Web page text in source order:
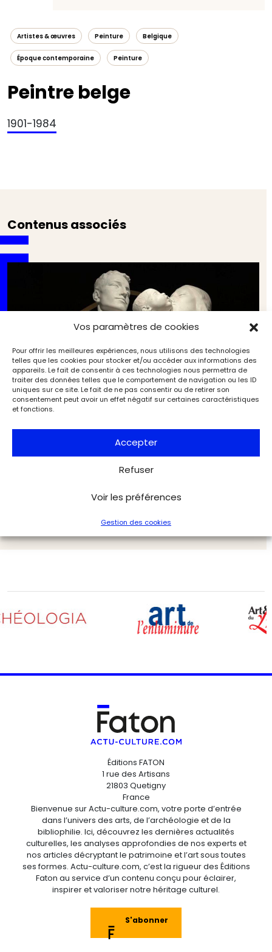
Vos paramètres de cookies
Pour offrir les meilleures expériences, nous utilisons des technologies
telles que les cookies pour stocker et/ou accéder aux informations des
appareils. Le fait de consentir à ces technologies nous permettra de
traiter des données telles que le comportement de navigation ou les ID
uniques sur ce site. Le fait de ne pas consentir ou de retirer son
consentement peut avoir un effet négatif sur certaines caractéristiques
et fonctions.
Accepter
Refuser
Voir les préférences
Gestion des cookies
Artistes & œuvres Peinture Belgique
Époque contemporaine Peinture
Peintre belge
1901-1984
Contenus associés
Marbre miraculé, aquarium Art déco, lit pour
Exclu web Art
Éditions FATON
1 rue des Artisans
21803 Quetigny
France
Bienvenue sur Actu-culture.com, votre porte d’entrée
dans l’univers des arts, de l’archéologie et de la
bibliophilie. Ici, découvrez les dernières actualités
culturelles, les analyses approfondies de nos experts et
nos articles décryptant le patrimoine et l’art sous toutes
ses formes. Actu-culture.com, c’est la rigueur des Éditions
Faton au service d’un contenu conçu pour éclairer,
inspirer et valoriser notre héritage culturel.
S'abonner